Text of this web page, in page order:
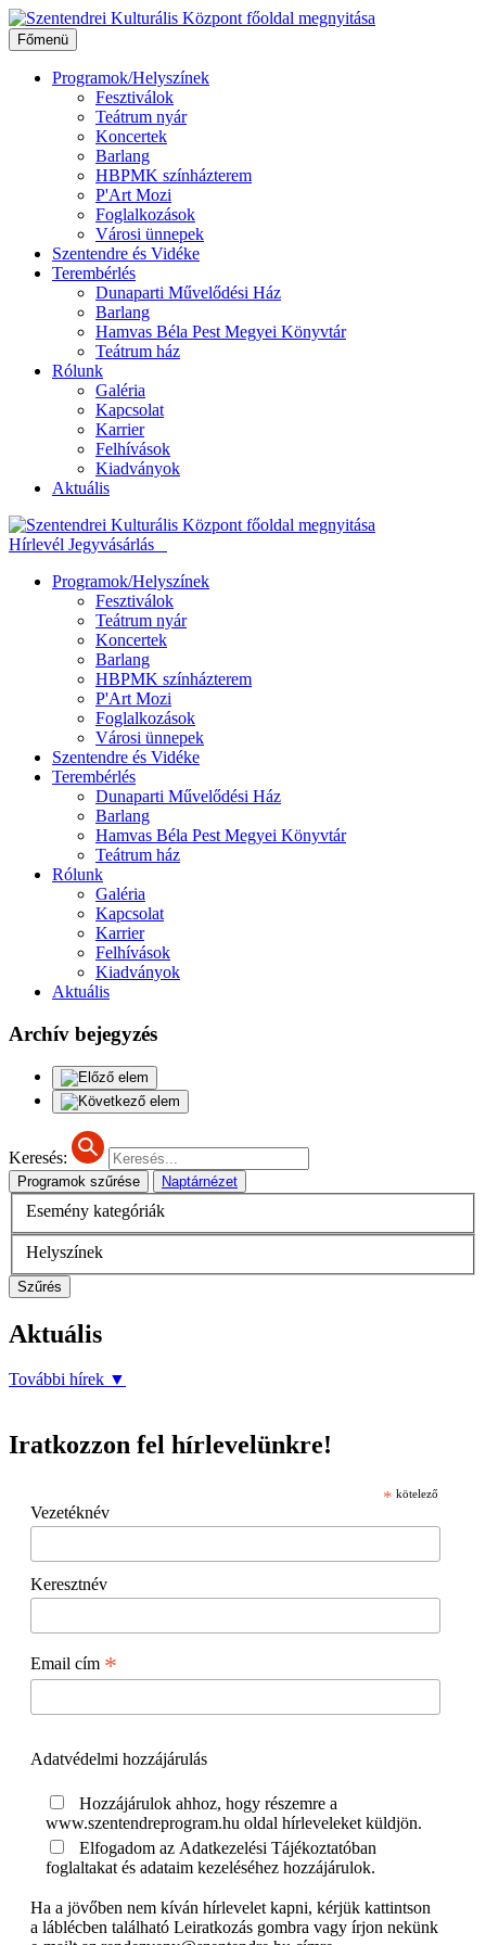
Ugrás
a
tartalomhoz
Főmenü
Programok/Helyszínek
Fesztiválok
Teátrum nyár
Koncertek
Barlang
HBPMK színházterem
P'Art Mozi
Foglalkozások
Városi ünnepek
Szentendre és Vidéke
Terembérlés
Dunaparti Művelődési Ház
Barlang
Hamvas Béla Pest Megyei Könyvtár
Teátrum ház
Rólunk
Galéria
Kapcsolat
Karrier
Felhívások
Kiadványok
Aktuális
Hírlevél Jegyvásárlás
Programok/Helyszínek
Fesztiválok
Teátrum nyár
Koncertek
Barlang
HBPMK színházterem
P'Art Mozi
Foglalkozások
Városi ünnepek
Szentendre és Vidéke
Terembérlés
Dunaparti Művelődési Ház
Barlang
Hamvas Béla Pest Megyei Könyvtár
Teátrum ház
Rólunk
Galéria
Kapcsolat
Karrier
Felhívások
Kiadványok
Aktuális
Archív bejegyzés
Keresés:
Programok szűrése Naptárnézet
Esemény kategóriák
Helyszínek
Szűrés
Aktuális
További hírek ▼
Iratkozzon fel hírlevelünkre!
* kötelező
Vezetéknév
Keresztnév
Email cím *
Adatvédelmi hozzájárulás
www.szentendreprogram.hu oldal hírleveleket küldjön.
foglaltakat és adataim kezeléséhez hozzájárulok.
Ha a jövőben nem kíván hírlevelet kapni, kérjük kattintson
a láblécben található Leiratkozás gombra vagy írjon nekünk